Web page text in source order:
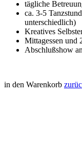
tägliche
ca. 3-5
unterschiedlich)
Kreatives
Mittagessen und
Abschlußshow
in den Warenkorb